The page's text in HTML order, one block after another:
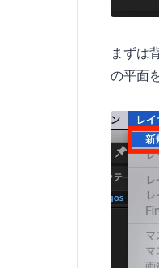
まずは
の平面